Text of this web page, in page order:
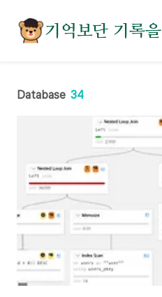
기억보단 기록을
Database 34